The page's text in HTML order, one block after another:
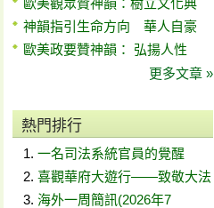
歐美觀眾贊神韻：樹立文化典
神韻指引生命方向 華人自豪
歐美政要贊神韻： 弘揚人性
更多文章 »
熱門排行
一名司法系統官員的覺醒
喜觀華府大遊行——致敬大法
海外一周簡訊(2026年7